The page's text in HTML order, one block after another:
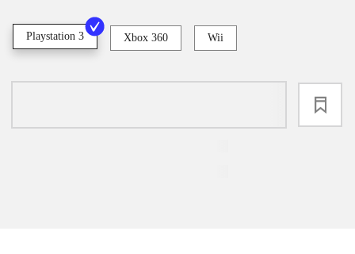
Playstation 3 Xbox 360 Wii